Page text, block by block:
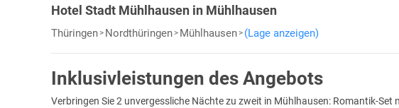
Hotel Stadt Mühlhausen in Mühlhausen
Thüringen Nordthüringen Mühlhausen (Lage anzeigen)
Inklusivleistungen des Angebots
Verbringen Sie 2 unvergessliche Nächte zu zweit in Mühlhausen: Romantik-